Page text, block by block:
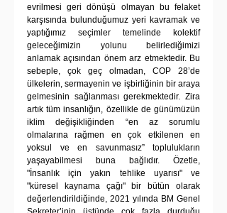
evrilmesi geri dönüşü olmayan bu felaket
karşısında bulunduğumuz yeri kavramak ve
yaptığımız seçimler temelinde kolektif
geleceğimizin yolunu belirlediğimizi
anlamak açısından önem arz etmektedir. Bu
sebeple, çok geç olmadan, COP 28’de
ülkelerin, sermayenin ve işbirliğinin bir araya
gelmesinin sağlanması gerekmektedir. Zira
artık tüm insanlığın, özellikle de günümüzün
iklim değişikliğinden “en az sorumlu
olmalarına rağmen en çok etkilenen en
yoksul ve en savunmasız” toplulukların
yaşayabilmesi buna bağlıdır. Özetle,
"İnsanlık için yakın tehlike uyarısı" ve
"küresel kaynama çağı" bir bütün olarak
değerlendirildiğinde, 2021 yılında BM Genel